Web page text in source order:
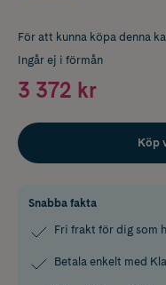
För att kunna köpa denna
Ingår ej i förmån
3 372 kr
Köp
Snabba fakta
Fri frakt för dig som
Betala enkelt med